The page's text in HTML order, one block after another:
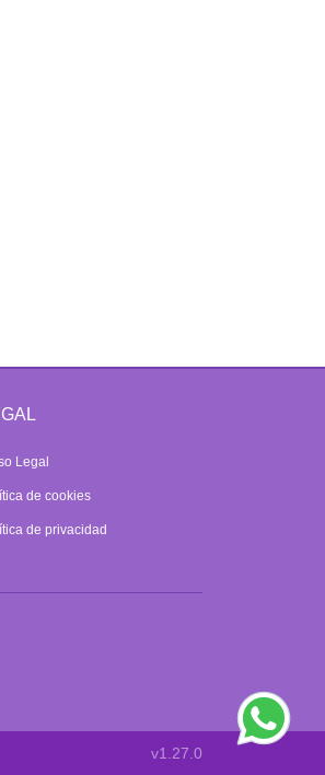
Legal
de cookies
de privacidad
v1.27.0